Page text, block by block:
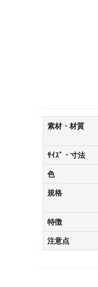
素材・材質
ｻｲｽﾞ・寸法
色
規格
特徴
注意点